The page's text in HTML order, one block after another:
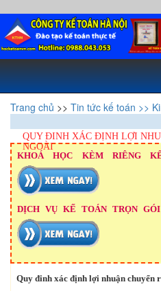
Trang chủ >> Tin tức kế toán >>
QUY ĐINH XÁC ĐỊNH LỢI
NGOÀI
KHOÁ HỌC KÈM RIÊNG
DỊCH VỤ KẾ TOÁN TRỌN
Quy đinh xác định lợi nhuận chuyển